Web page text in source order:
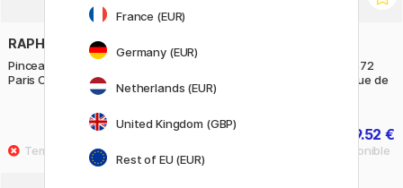
RAPHAËL
Pinceau en soie de porc 357
Paris Classics Flat taille 10
11.60 €
14.50 €
Pinceau en soie de porc 3572
Paris Classics Pointu Langue de
chat taille 6
9.52 €
France (EUR)
Germany (EUR)
Netherlands (EUR)
United Kingdom (GBP)
Rest of EU (EUR)